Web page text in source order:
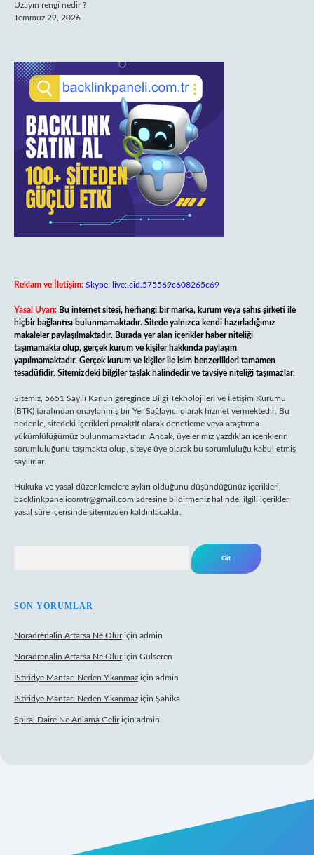
Uzayın rengi nedir ?
Temmuz 29, 2026
Reklam ve İletişim: Skype: live:.cid.575569c608265c69
Yasal Uyarı: Bu internet sitesi, herhangi bir marka, kurum veya şahıs şirketi ile
hiçbir bağlantısı bulunmamaktadır. Sitede yalnızca kendi hazırladığımız
makaleler paylaşılmaktadır. Burada yer alan içerikler haber niteliği
taşımamakta olup, gerçek kurum ve kişiler hakkında paylaşım
yapılmamaktadır. Gerçek kurum ve kişiler ile isim benzerlikleri tamamen
tesadüfidir. Sitemizdeki bilgiler taslak halindedir ve tavsiye niteliği taşımazlar.
Sitemiz, 5651 Sayılı Kanun gereğince Bilgi Teknolojileri ve İletişim Kurumu
(BTK) tarafından onaylanmış bir Yer Sağlayıcı olarak hizmet vermektedir. Bu
nedenle, sitedeki içerikleri proaktif olarak denetleme veya araştırma
yükümlülüğümüz bulunmamaktadır. Ancak, üyelerimiz yazdıkları içeriklerin
sorumluluğunu taşımakta olup, siteye üye olarak bu sorumluluğu kabul etmiş
sayılırlar.
Hukuka ve yasal düzenlemelere aykırı olduğunu düşündüğünüz içerikleri,
backlinkpanelicomtr@gmail.com adresine bildirmeniz halinde, ilgili içerikler
yasal süre içerisinde sitemizden kaldırılacaktır.
SON YORUMLAR
Noradrenalin Artarsa Ne Oluriçin admin
Noradrenalin Artarsa Ne Oluriçin Gülseren
İStiridye Mantarı Neden Yıkanmaz için admin
İStiridye Mantarı Neden Yıkanmaz için Şahika
Spiral Daire Ne Anlama Geliriçin admin